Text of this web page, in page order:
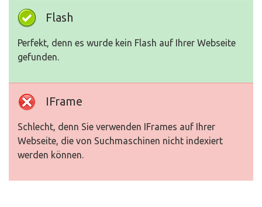
Flash
Perfekt, denn es wurde kein Flash auf Ihrer Webseite
gefunden.
IFrame
Schlecht, denn Sie verwenden IFrames auf Ihrer
Webseite, die von Suchmaschinen nicht indexiert
werden können.